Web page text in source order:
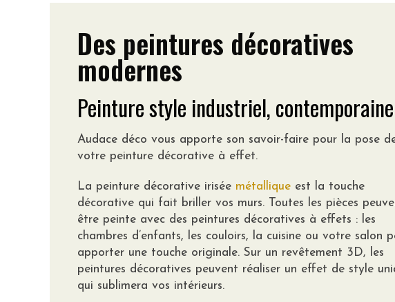
Des peintures décoratives
modernes
Peinture style industriel, contemporaine
Audace déco vous apporte son savoir-faire pour la pose
votre peinture décorative à effet.
La peinture décorative irisée métallique est la touche
décorative qui fait briller vos murs. Toutes les pièces
être peinte avec des peintures décoratives à effets : les
chambres d’enfants, les couloirs, la cuisine ou votre salon
apporter une touche originale. Sur un revêtement 3D, les
peintures décoratives peuvent réaliser un effet de style
qui sublimera vos intérieurs.